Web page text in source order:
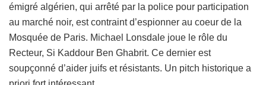
émigré algérien, qui arrêté par la police pour participation
au marché noir, est contraint d’espionner au coeur de la
Mosquée de Paris. Michael Lonsdale joue le rôle du
Recteur, Si Kaddour Ben Ghabrit. Ce dernier est
soupçonné d’aider juifs et résistants. Un pitch historique a